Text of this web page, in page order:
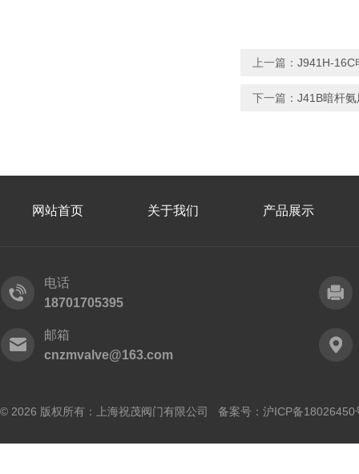
上一篇： J941H-16C
下一篇： J41B暗杆
网站首页 关于我们 产品展示
电话
18701705395
邮箱
cnzmvalve@163.com
© 2026 版权所有：上海祝茂阀门有限公司 备案号： 沪ICP备18026450